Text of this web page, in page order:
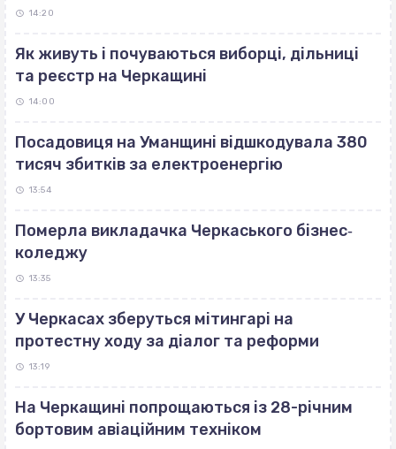
14:20
Як живуть і почуваються виборці, дільниці
та реєстр на Черкащині
14:00
Посадовиця на Уманщині відшкодувала 380
тисяч збитків за електроенергію
13:54
Померла викладачка Черкаського бізнес‐
коледжу
13:35
У Черкасах зберуться мітингарі на
протестну ходу за діалог та реформи
13:19
На Черкащині попрощаються із 28-річним
бортовим авіаційним техніком